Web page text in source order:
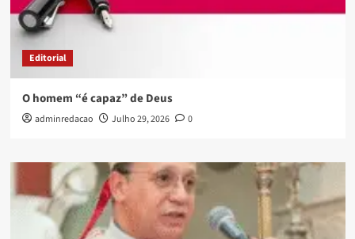
Editorial
O homem “é capaz” de Deus
adminredacao Julho 29, 2026 0